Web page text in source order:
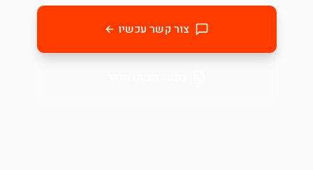
צור קשר עכשיו